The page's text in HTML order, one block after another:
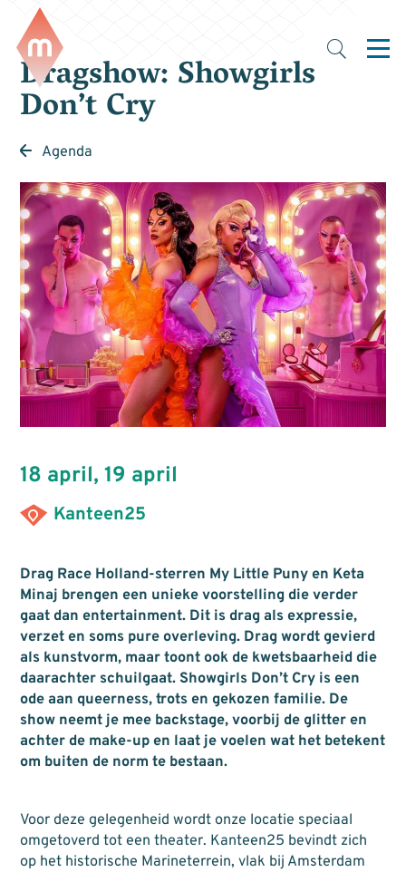
Dragshow: Showgirls
Don’t Cry
Agenda
18 april, 19 april
Kanteen25
Drag Race Holland-sterren My Little Puny en Keta
Minaj brengen een unieke voorstelling die verder
gaat dan entertainment. Dit is drag als expressie,
verzet en soms pure overleving. Drag wordt gevierd
als kunstvorm, maar toont ook de kwetsbaarheid die
daarachter schuilgaat. Showgirls Don’t Cry is een
ode aan queerness, trots en gekozen familie. De
show neemt je mee backstage, voorbij de glitter en
achter de make-up en laat je voelen wat het betekent
om buiten de norm te bestaan.
Voor deze gelegenheid wordt onze locatie speciaal
omgetoverd tot een theater. Kanteen25 bevindt zich
op het historische Marineterrein, vlak bij Amsterdam